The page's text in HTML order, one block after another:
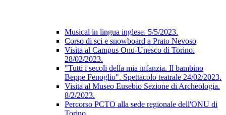
Musical in lingua inglese. 5/5/2023.
Corso di sci e snowboard a Prato Nevoso
Visita al Campus Onu-Unesco di Torino.
28/02/2023.
"Tutti i secoli della mia infanzia. Il bambino
Beppe Fenoglio". Spettacolo teatrale 24/02/2023.
Visita al Museo Eusebio Sezione di Archeologia.
8/2/2023.
Percorso PCTO alla sede regionale dell'ONU di